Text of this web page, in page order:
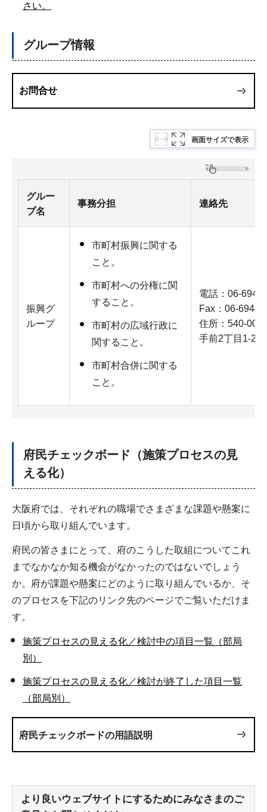
さい。
グループ情報
お問合せ
画面サイズで表示
グルー
プ名
事務分担 連絡先
振興グ
ループ
市町村振興に関する
こと。
市町村への分権に関
すること。
市町村の広域行政に
関すること。
市町村合併に関する
こと。
電話：06-
Fax：06-6944-
住所：540-
手前2丁目1-22
府民チェックボード（施策プロセスの見
える化）
大阪府では、それぞれの職場でさまざまな課題や懸案に
日頃から取り組んでいます。
府民の皆さまにとって、府のこうした取組についてこれ
までなかなか知る機会がなかったのではないでしょう
か。府が課題や懸案にどのように取り組んでいるか、そ
のプロセスを下記のリンク先のページでご覧いただけま
す。
施策プロセスの見える化／検討中の項目一覧（部局
別）
施策プロセスの見える化／検討が終了した項目一覧
（部局別）
府民チェックボードの用語説明
より良いウェブサイトにするためにみなさまのご